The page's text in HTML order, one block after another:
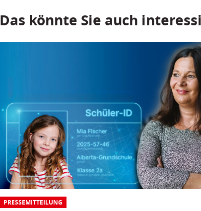
Das könnte Sie auch
PRESSEMITTEILUNG